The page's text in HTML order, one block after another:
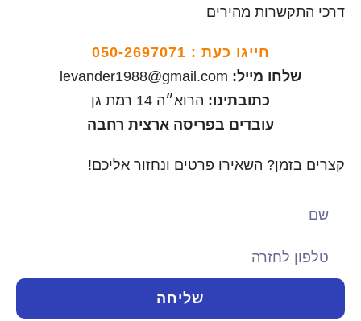
דרכי התקשרות מהירים
חייגו כעת : 050-2697071
שלחו מייל: levander1988@gmail.com
כתובתינו: הרוא״ה 14 רמת גן
עובדים בפריסה ארצית רחבה
קצרים בזמן? השאירו פרטים ונחזור אליכם!
שליחה